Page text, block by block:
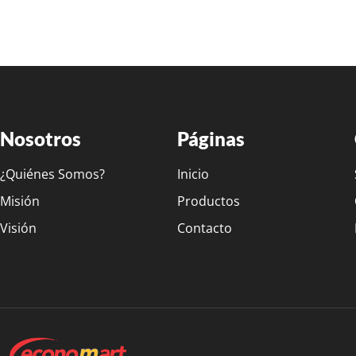
Nosotros
¿Quiénes Somos?
Misión
Visión
Páginas
Inicio
Productos
Contacto